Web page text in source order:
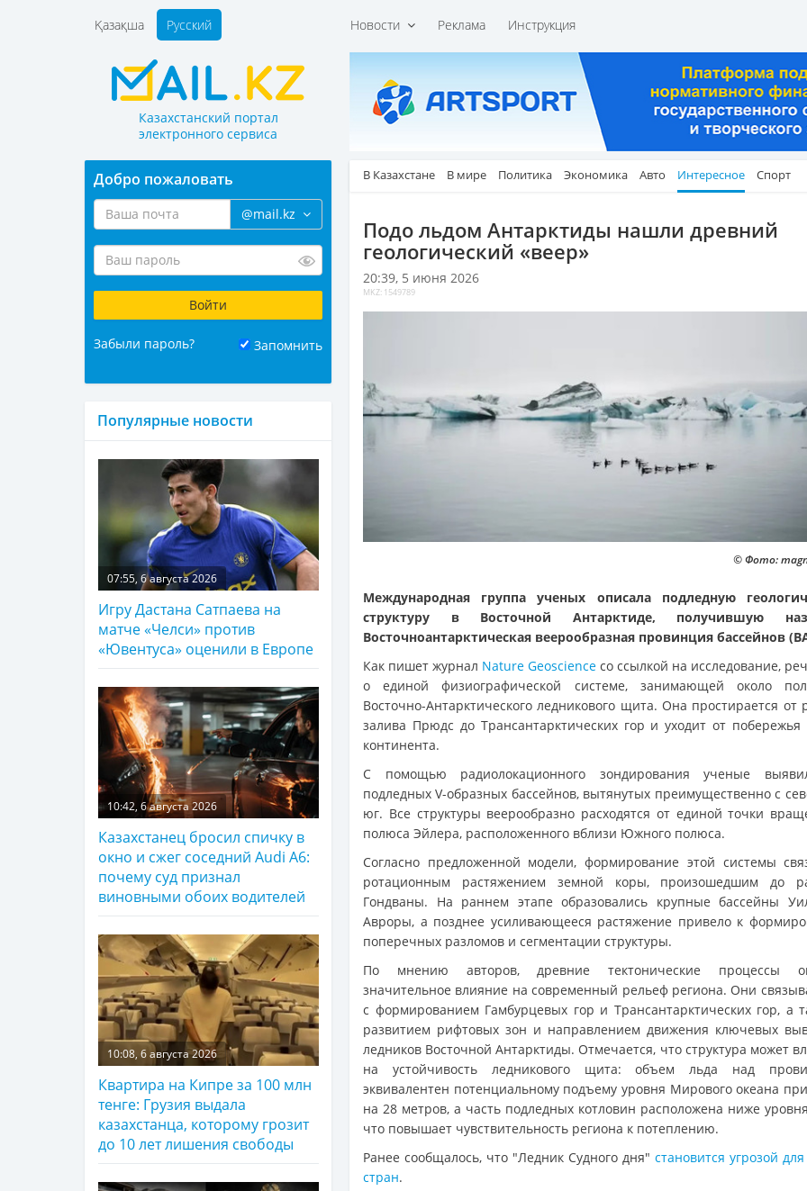
Новости Реклама Инструкция
Қазақша Русский
Казахстанский портал
электронного сервиса
В Казахстане В мире Политика Экономика Авто Интересное Спорт
Подо льдом Антарктиды нашли древний
геологический «веер»
20:39, 5 июня 2026
MKZ: 1549789
© Фото:
Международная группа ученых описала подледную
структуру в Восточной Антарктиде, получившую
Восточноантарктическая веерообразная провинция бассейнов
Как пишет журнал Nature Geoscience со ссылкой на исследование,
о единой физиографической системе, занимающей около
Восточно-Антарктического ледникового щита. Она простирается от
залива Прюдс до Трансантарктических гор и уходит от побережья
континента.
С помощью радиолокационного зондирования ученые
подледных V-образных бассейнов, вытянутых преимущественно с
юг. Все структуры веерообразно расходятся от единой точки
полюса Эйлера, расположенного вблизи Южного полюса.
Согласно предложенной модели, формирование этой системы
ротационным растяжением земной коры, произошедшим до
Гондваны. На раннем этапе образовались крупные бассейны
Авроры, а позднее усиливающееся растяжение привело к
поперечных разломов и сегментации структуры.
По мнению авторов, древние тектонические процессы
значительное влияние на современный рельеф региона. Они
с формированием Гамбурцевых гор и Трансантарктических гор, а
развитием рифтовых зон и направлением движения ключевых
ледников Восточной Антарктиды. Отмечается, что структура может
на устойчивость ледникового щита: объем льда над
эквивалентен потенциальному подъему уровня Мирового океана
на 28 метров, а часть подледных котловин расположена ниже
что повышает чувствительность региона к потеплению.
Ранее сообщалось, что "Ледник Судного дня" становится угрозой
стран.
Добро пожаловать
@mail.kz
Забыли пароль? Запомнить
Популярные новости
07:55, 6 августа 2026
Игру Дастана Сатпаева на
матче «Челси» против
«Ювентуса» оценили в Европе
10:42, 6 августа 2026
Казахстанец бросил спичку в
окно и сжег соседний Audi A6:
почему суд признал
виновными обоих водителей
10:08, 6 августа 2026
Квартира на Кипре за 100 млн
тенге: Грузия выдала
казахстанца, которому грозит
до 10 лет лишения свободы